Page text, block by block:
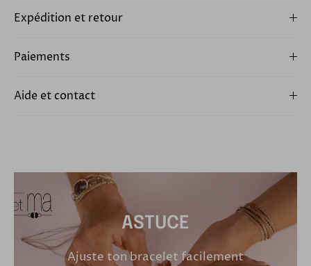
Expédition et retour
Paiements
Aide et contact
ASTUCE
Ajuste ton bracelet facilement